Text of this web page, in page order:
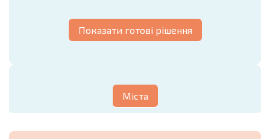
Показати готові рішення
Міста